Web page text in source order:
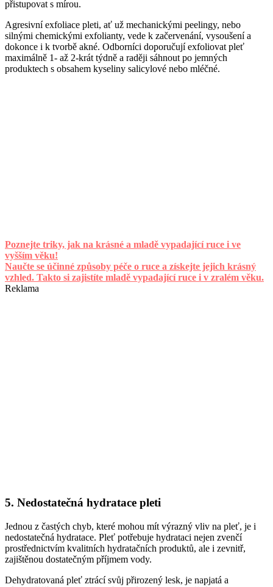
přistupovat s mírou.
Agresivní exfoliace pleti, ať už mechanickými peelingy, nebo
silnými chemickými exfolianty, vede k začervenání, vysoušení a
dokonce i k tvorbě akné. Odborníci doporučují exfoliovat pleť
maximálně 1- až 2-krát týdně a raději sáhnout po jemných
produktech s obsahem kyseliny salicylové nebo mléčné.
Poznejte triky, jak na krásné a mladě vypadající ruce i ve
vyšším věku!
Naučte se účinné způsoby péče o ruce a získejte jejich krásný
vzhled. Takto si zajistíte mladě vypadající ruce i v zralém věku.
Reklama
5. Nedostatečná hydratace pleti
Jednou z častých chyb, které mohou mít výrazný vliv na pleť, je i
nedostatečná hydratace. Pleť potřebuje hydrataci nejen zvenčí
prostřednictvím kvalitních hydratačních produktů, ale i zevnitř,
zajištěnou dostatečným příjmem vody.
Dehydratovaná pleť ztrácí svůj přirozený lesk, je napjatá a